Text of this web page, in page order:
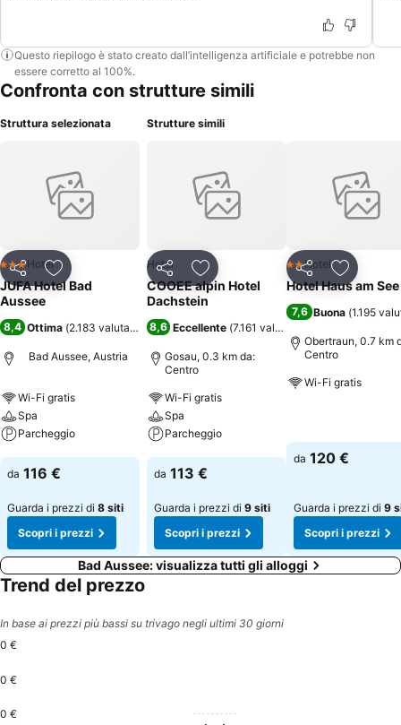
Questo riepilogo è stato creato dall’intelligenza artificiale e potrebbe non
essere corretto al 100%.
Confronta con strutture simili
Struttura selezionata
CondividiAggiungi ai preferiti
3 StelleHotel
JUFA Hotel Bad
Aussee
8,4 Ottima (2.183 valutazioni)
Bad Aussee, Austria
Wi-Fi gratis
Spa
Parcheggio
Scopri i prezzi
da 116 €
Guarda i prezzi di 8 siti
Scopri i prezzi
Strutture simili
CondividiAggiungi ai preferiti
Hotel
COOEE alpin Hotel
Dachstein
8,6 Eccellente (7.161 valutazioni
Gosau, 0.3 km da:
Centro
Wi-Fi gratis
Spa
Parcheggio
Scopri i prezzi
da 113 €
Guarda i prezzi di 9 siti
Scopri i prezzi
Condividi
2 Stelle
Hotel
Hotel Haus am See
7,6 Buona (1.195
Obertraun, 0.7 km
Centro
Wi-Fi gratis
da 120 €
Guarda i prezzi di 9
Scopri i prezzi
Bad Aussee: visualizza tutti gli alloggi
Trend del prezzo
In base ai prezzi più bassi su trivago negli ultimi 30 giorni
0 €
0 €
0 €